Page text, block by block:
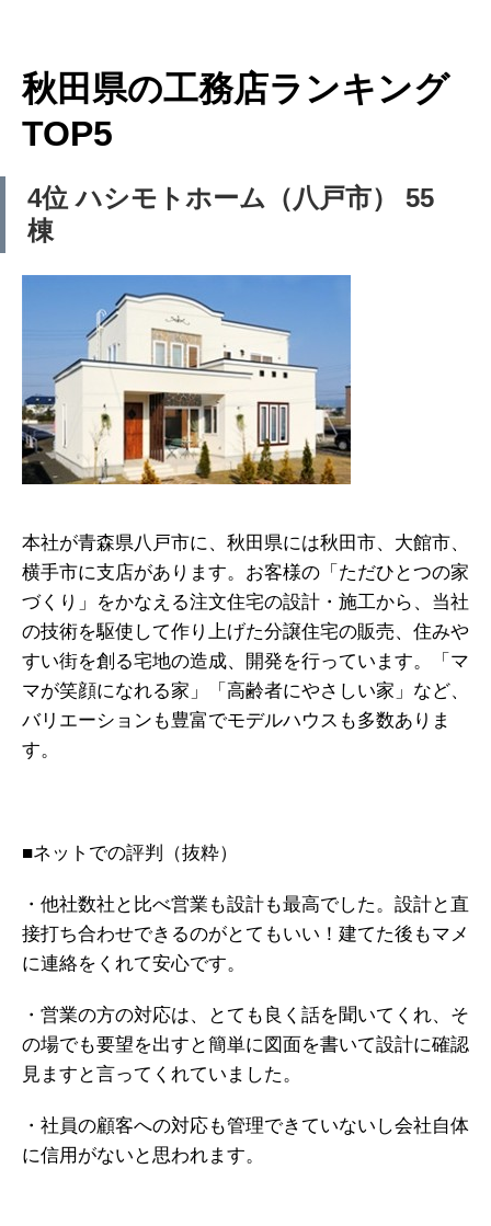
秋田県の工務店ランキング
TOP5
4位 ハシモトホーム（八戸市） 55
棟
本社が青森県八戸市に、秋田県には秋田市、大館市、
横手市に支店があります。お客様の「ただひとつの家
づくり」をかなえる注文住宅の設計・施工から、当社
の技術を駆使して作り上げた分譲住宅の販売、住みや
すい街を創る宅地の造成、開発を行っています。「マ
マが笑顔になれる家」「高齢者にやさしい家」など、
バリエーションも豊富でモデルハウスも多数ありま
す。
■ネットでの評判（抜粋）
・他社数社と比べ営業も設計も最高でした。設計と直
接打ち合わせできるのがとてもいい！建てた後もマメ
に連絡をくれて安心です。
・営業の方の対応は、とても良く話を聞いてくれ、そ
の場でも要望を出すと簡単に図面を書いて設計に確認
見ますと言ってくれていました。
・社員の顧客への対応も管理できていないし会社自体
に信用がないと思われます。